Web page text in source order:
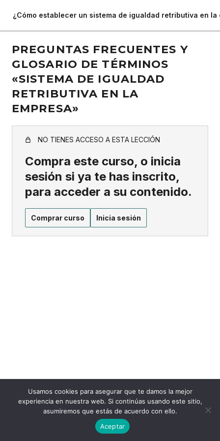
¿Cómo establecer un sistema de igualdad retributiva en la
PREGUNTAS FRECUENTES Y
GLOSARIO DE TÉRMINOS
«SISTEMA DE IGUALDAD
RETRIBUTIVA EN LA
EMPRESA»
NO TIENES ACCESO A ESTA LECCIÓN
Compra este curso, o inicia
sesión si ya te has inscrito,
para acceder a su contenido.
Comprar curso Inicia sesión
Usamos cookies para asegurar que te damos la mejor
experiencia en nuestra web. Si continúas usando este sitio,
asumiremos que estás de acuerdo con ello.
Aceptar